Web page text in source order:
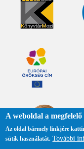
A weboldal a
Az oldal bármely linkjére
sütik használatát. További